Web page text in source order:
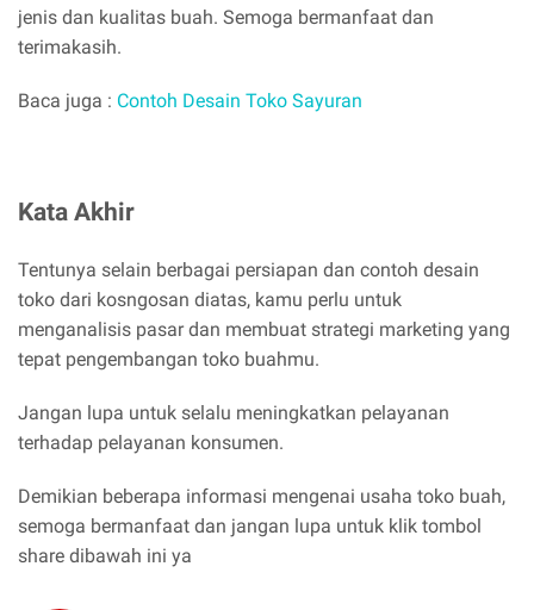
jenis dan kualitas buah. Semoga bermanfaat dan
terimakasih.
Baca juga : Contoh Desain Toko Sayuran
Kata Akhir
Tentunya selain berbagai persiapan dan contoh desain
toko dari kosngosan diatas, kamu perlu untuk
menganalisis pasar dan membuat strategi marketing yang
tepat pengembangan toko buahmu.
Jangan lupa untuk selalu meningkatkan pelayanan
terhadap pelayanan konsumen.
Demikian beberapa informasi mengenai usaha toko buah,
semoga bermanfaat dan jangan lupa untuk klik tombol
share dibawah ini ya